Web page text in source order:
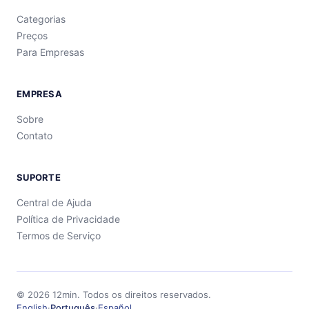
Categorias
Preços
Para Empresas
EMPRESA
Sobre
Contato
SUPORTE
Central de Ajuda
Política de Privacidade
Termos de Serviço
© 2026 12min. Todos os direitos reservados.